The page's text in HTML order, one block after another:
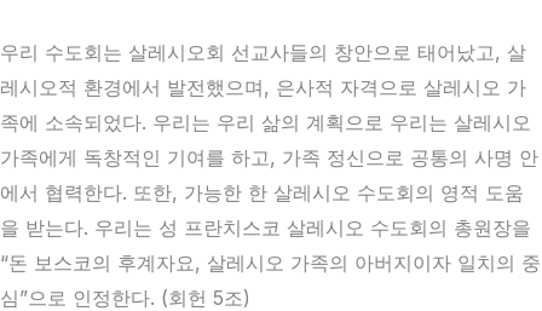
우리 수도회는 살레시오회 선교사들의 창안으로 태어났고, 살
레시오적 환경에서 발전했으며, 은사적 자격으로 살레시오 가
족에 소속되었다. 우리는 우리 삶의 계획으로 우리는 살레시오
가족에게 독창적인 기여를 하고, 가족 정신으로 공통의 사명 안
에서 협력한다. 또한, 가능한 한 살레시오 수도회의 영적 도움
을 받는다. 우리는 성 프란치스코 살레시오 수도회의 총원장을
“돈 보스코의 후계자요, 살레시오 가족의 아버지이자 일치의 중
심”으로 인정한다. (회헌 5조)